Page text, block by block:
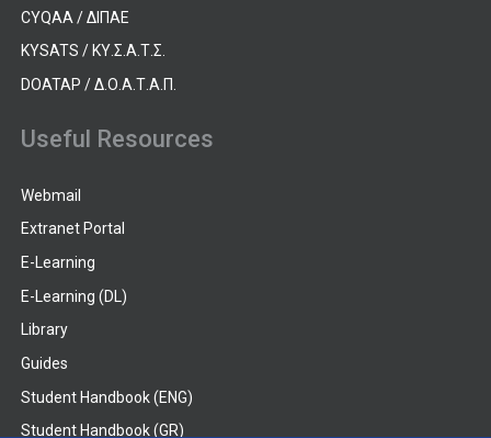
CYQAA / ΔΙΠΑΕ
KYSATS / ΚΥ.Σ.Α.Τ.Σ.
DOATAP / Δ.Ο.Α.Τ.Α.Π.
Useful Resources
Webmail
Extranet Portal
E-Learning
E-Learning (DL)
Library
Guides
Student Handbook (ENG)
Student Handbook (GR)